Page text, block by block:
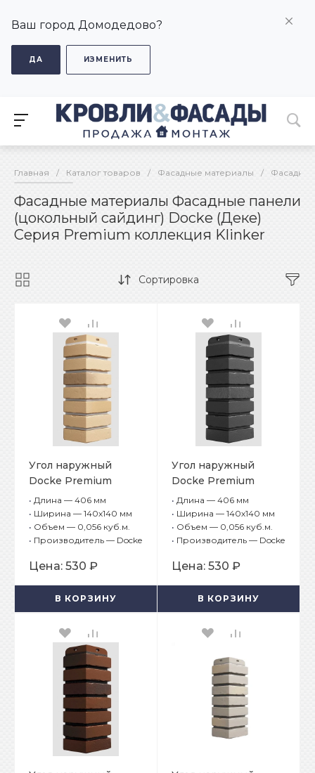
Ваш город Домодедово?
ДА ИЗМЕНИТЬ
Главная / Каталог товаров / Фасадные материалы /
Фасадные материалы Фасадные панели
(цокольный сайдинг) Docke (Деке)
Серия Premium коллекция Klinker
Сортировка
Угол наружный
Docke Premium
Klinker Каракумы
• Длина — 406 мм
• Ширина — 140х140 мм
• Объем — 0,056 куб.м.
• Производитель — Docke
Цена: 530 ₽
В КОРЗИНУ
Угол наружный
Docke Premium
Klinker Атакама
• Длина — 406 мм
• Ширина — 140х140 мм
• Объем — 0,056 куб.м.
• Производитель — Docke
Цена: 530 ₽
В КОРЗИНУ